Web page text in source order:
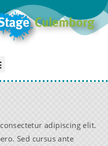
adipiscing elit.
Sed cursus ante